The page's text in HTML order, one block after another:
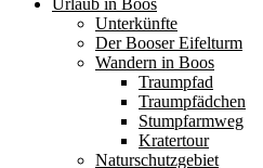
Urlaub in Boos
Unterkünfte
Der Booser Eifelturm
Wandern in Boos
Traumpfad
Traumpfädchen
Stumpfarmweg
Kratertour
Naturschutzgebiet